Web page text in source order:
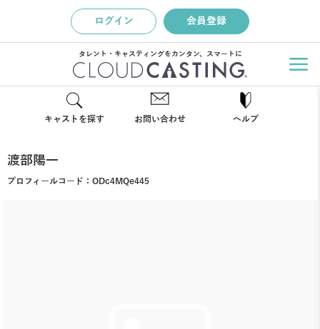
ログイン 会員登録
タレント・キャスティングをカンタン、スマートに
キャストを探す お問い合わせ ヘルプ
渡部陽一
プロフィールコード： ODc4MQe445